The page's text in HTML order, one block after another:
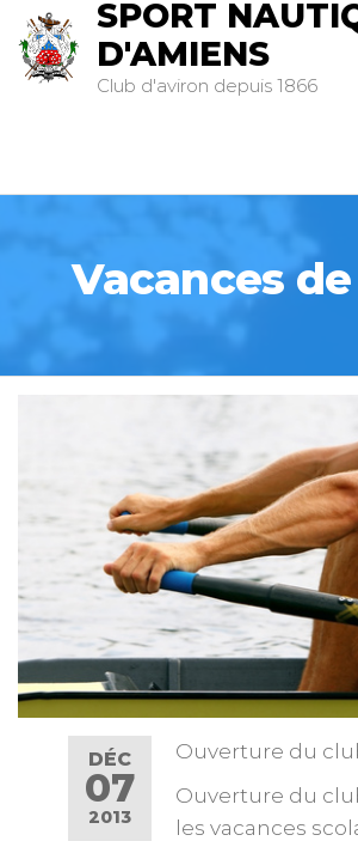
SPORT
D'AMIENS
Club d'aviron depuis 1866
Vacances
DÉC
07
2013
Ouverture du
Ouverture du
les vacances